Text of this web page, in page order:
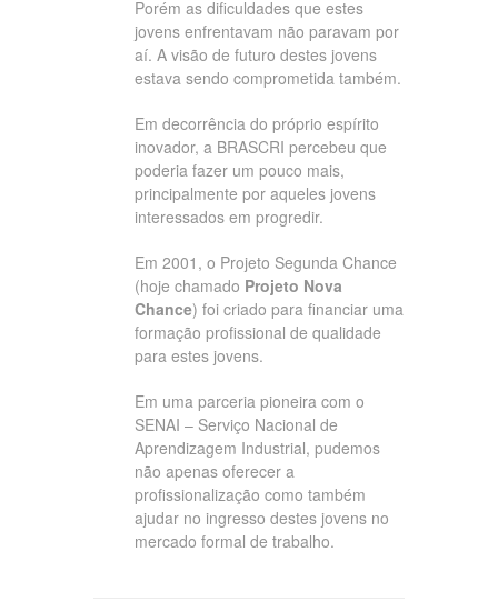
Porém as dificuldades que estes
jovens enfrentavam não paravam por
aí. A visão de futuro destes jovens
estava sendo comprometida também.
Em decorrência do próprio espírito
inovador, a BRASCRI percebeu que
poderia fazer um pouco mais,
principalmente por aqueles jovens
interessados em progredir.
Em 2001, o Projeto Segunda Chance
(hoje chamado Projeto Nova
Chance) foi criado para financiar uma
formação profissional de qualidade
para estes jovens.
Em uma parceria pioneira com o
SENAI – Serviço Nacional de
Aprendizagem Industrial, pudemos
não apenas oferecer a
profissionalização como também
ajudar no ingresso destes jovens no
mercado formal de trabalho.